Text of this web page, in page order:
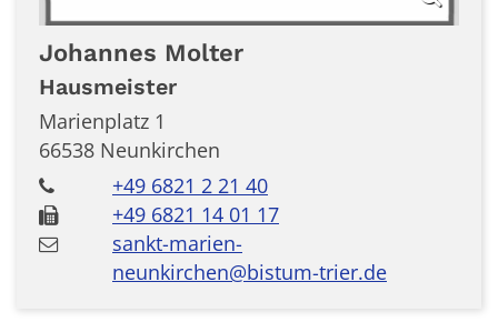
Johannes Molter
Hausmeister
Marienplatz 1
66538 Neunkirchen
+49 6821 2 21 40
+49 6821 14 01 17
sankt-marien-
neunkirchen@bistum-trier.de